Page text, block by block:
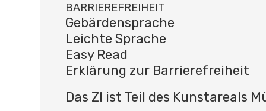
BARRIEREFREIHEIT
Gebärdensprache
Leichte Sprache
Easy Read
Erklärung zur Barrierefreiheit
Das ZI ist Teil des Kunstareals